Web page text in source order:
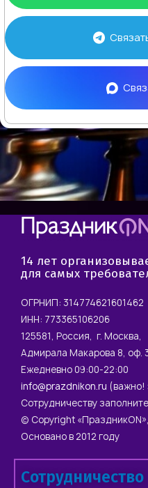
14 лет
для самых
ОГРНИП: 314774621601462
ИНН: 773365106206
125581, Россия, г. Москва,
Адмирала Макарова 8, оф.
Ежедневно 09:00-22:00
info@prazdnikon.ru (важно!
Сотрудничеству
© Copyright
Основано в 2012 году
Сотрудничество